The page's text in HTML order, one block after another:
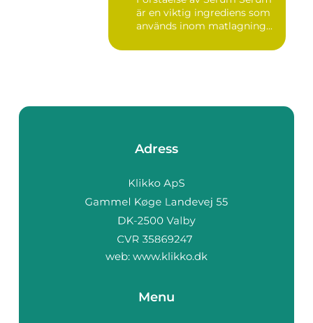
är en viktig ingrediens som
används inom matlagning...
Adress
web: www.klikko.dk
Menu